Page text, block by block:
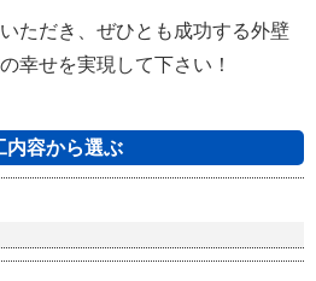
ただき、ぜひとも成功する外壁
幸せを実現して下さい！
内容から選ぶ